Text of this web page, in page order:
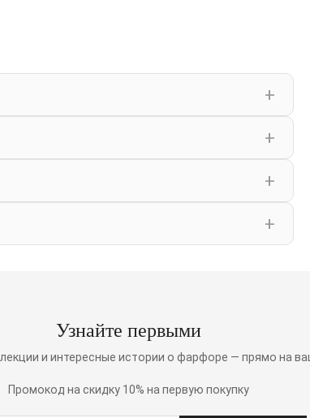
Узнайте первыми
и интересные истории о фарфоре — прямо на
Промокод на скидку 10% на первую покупку